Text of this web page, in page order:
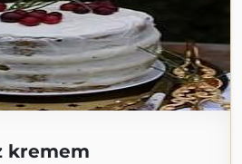
kremem